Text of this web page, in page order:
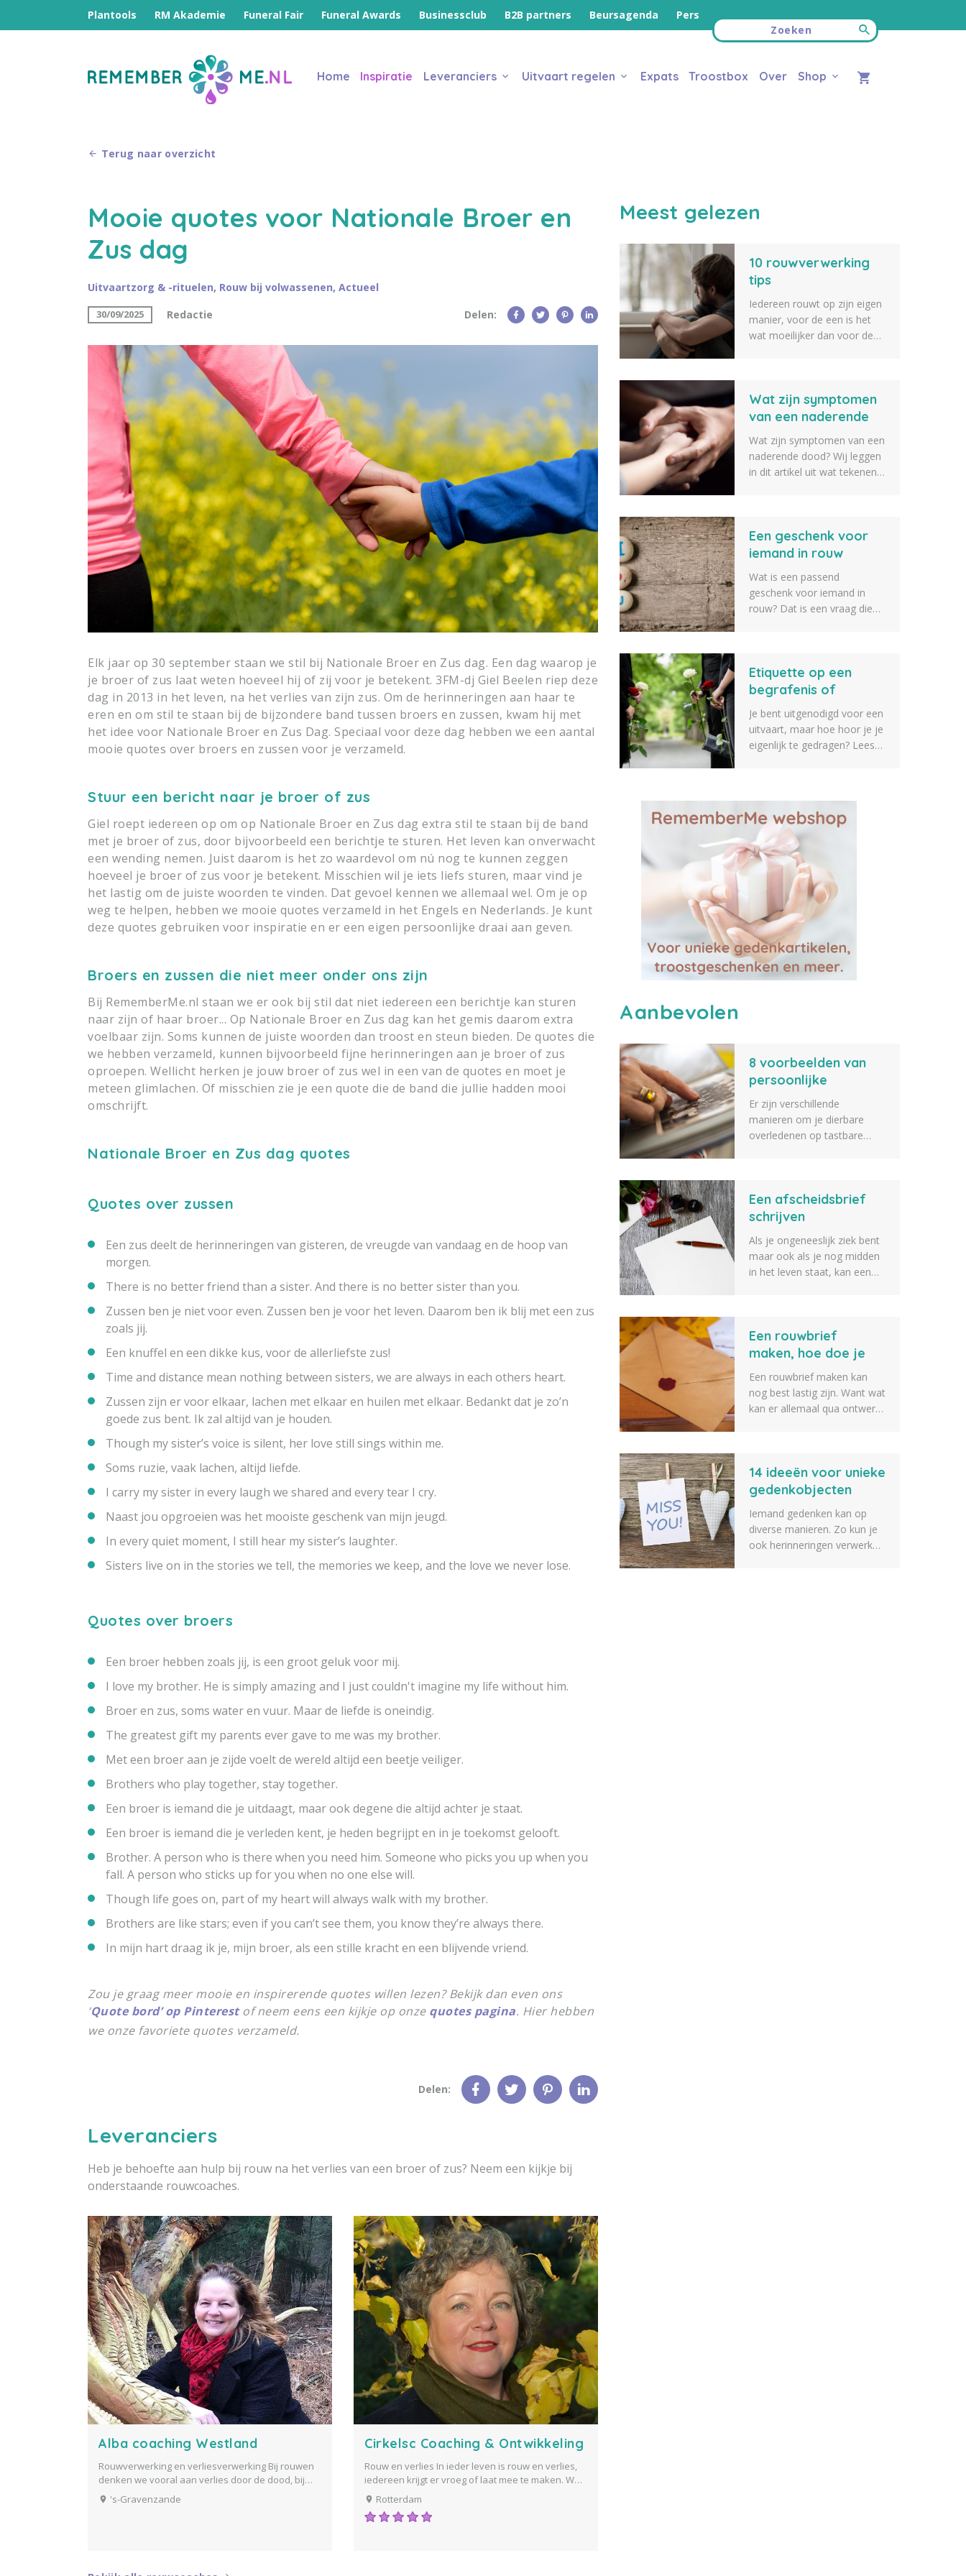
Plantools RM Akademie Funeral Fair Funeral Awards Businessclub B2B partners Beursagenda Pers
Home Inspiratie Leveranciers Uitvaart regelen Expats Troostbox Over Shop
Terug naar overzicht
Mooie quotes voor Nationale Broer en
Zus dag
Uitvaartzorg & -rituelen, Rouw bij volwassenen, Actueel
30/09/2025 Redactie Delen:
Elk jaar op 30 september staan we stil bij Nationale Broer en Zus dag. Een dag waarop je
je broer of zus laat weten hoeveel hij of zij voor je betekent. 3FM-dj Giel Beelen riep deze
dag in 2013 in het leven, na het verlies van zijn zus. Om de herinneringen aan haar te
eren en om stil te staan bij de bijzondere band tussen broers en zussen, kwam hij met
het idee voor Nationale Broer en Zus Dag. Speciaal voor deze dag hebben we een aantal
mooie quotes over broers en zussen voor je verzameld.
Stuur een bericht naar je broer of zus
Giel roept iedereen op om op Nationale Broer en Zus dag extra stil te staan bij de band
met je broer of zus, door bijvoorbeeld een berichtje te sturen. Het leven kan onverwacht
een wending nemen. Juist daarom is het zo waardevol om nú nog te kunnen zeggen
hoeveel je broer of zus voor je betekent. Misschien wil je iets liefs sturen, maar vind je
het lastig om de juiste woorden te vinden. Dat gevoel kennen we allemaal wel. Om je op
weg te helpen, hebben we mooie quotes verzameld in het Engels en Nederlands. Je kunt
deze quotes gebruiken voor inspiratie en er een eigen persoonlijke draai aan geven.
Broers en zussen die niet meer onder ons zijn
Bij RememberMe.nl staan we er ook bij stil dat niet iedereen een berichtje kan sturen
naar zijn of haar broer... Op Nationale Broer en Zus dag kan het gemis daarom extra
voelbaar zijn. Soms kunnen de juiste woorden dan troost en steun bieden. De quotes die
we hebben verzameld, kunnen bijvoorbeeld fijne herinneringen aan je broer of zus
oproepen. Wellicht herken je jouw broer of zus wel in een van de quotes en moet je
meteen glimlachen. Of misschien zie je een quote die de band die jullie hadden mooi
omschrijft.
Nationale Broer en Zus dag quotes
Quotes over zussen
Een zus deelt de herinneringen van gisteren, de vreugde van vandaag en de hoop van
morgen.
There is no better friend than a sister. And there is no better sister than you.
Zussen ben je niet voor even. Zussen ben je voor het leven. Daarom ben ik blij met een zus
zoals jij.
Een knuffel en een dikke kus, voor de allerliefste zus!
Time and distance mean nothing between sisters, we are always in each others heart.
Zussen zijn er voor elkaar, lachen met elkaar en huilen met elkaar. Bedankt dat je zo’n
goede zus bent. Ik zal altijd van je houden.
Though my sister’s voice is silent, her love still sings within me.
Soms ruzie, vaak lachen, altijd liefde.
I carry my sister in every laugh we shared and every tear I cry.
Naast jou opgroeien was het mooiste geschenk van mijn jeugd.
In every quiet moment, I still hear my sister’s laughter.
Sisters live on in the stories we tell, the memories we keep, and the love we never lose.
Quotes over broers
Een broer hebben zoals jij, is een groot geluk voor mij.
I love my brother. He is simply amazing and I just couldn't imagine my life without him.
Broer en zus, soms water en vuur. Maar de liefde is oneindig.
The greatest gift my parents ever gave to me was my brother.
Met een broer aan je zijde voelt de wereld altijd een beetje veiliger.
Brothers who play together, stay together.
Een broer is iemand die je uitdaagt, maar ook degene die altijd achter je staat.
Een broer is iemand die je verleden kent, je heden begrijpt en in je toekomst gelooft.
Brother. A person who is there when you need him. Someone who picks you up when you
fall. A person who sticks up for you when no one else will.
Though life goes on, part of my heart will always walk with my brother.
Brothers are like stars; even if you can’t see them, you know they’re always there.
In mijn hart draag ik je, mijn broer, als een stille kracht en een blijvende vriend.
Zou je graag meer mooie en inspirerende quotes willen lezen? Bekijk dan even ons
‘Quote bord’ op Pinterestof neem eens een kijkje op onze quotes pagina. Hier hebben
we onze favoriete quotes verzameld.
Delen:
Leveranciers
Heb je behoefte aan hulp bij rouw na het verlies van een broer of zus? Neem een kijkje bij
onderstaande rouwcoaches.
Alba coaching Westland
Rouwverwerking en verliesverwerking Bij rouwen
denken we vooral aan verlies door de dood, bij
verlies is dit begrip ruimer, er zijn vele vormen van
verlies. De verwerking en begeleiding hiervan
's-Gravenzande
Cirkelsc Coaching & Ontwikkeling
Rouw en verlies In ieder leven is rouw en verlies,
iedereen krijgt er vroeg of laat mee te maken. We
verliezen onze baan, onze relatie loopt stuk, we
worden ziek en verliezen onze gezondheid, we
verliezen een persoon, een opa, een oma, een
Rotterdam
Meest gelezen
10 rouwverwerking
tips
Iedereen rouwt op zijn eigen
manier, voor de een is het
wat moeilijker dan voor de
helpen. Wij hebben daarom
een lijst opgesteld met 10
hierbij te helpen.
Wat zijn symptomen
van een naderende
dood?
Wat zijn symptomen van een
naderende dood? Wij leggen
in dit artikel uit wat tekenen
naaste iets beter wat er gaat
gebeuren als iemand op
Een geschenk voor
iemand in rouw
Wat is een passend
geschenk voor iemand in
rouw? Dat is een vraag die
geschenken die je kunt
geven aan iemand die een
weten dat er iets tussen zit
wat je geschikt vindt.
Etiquette op een
begrafenis of
crematie
Je bent uitgenodigd voor een
uitvaart, maar hoe hoor je je
eigenlijk te gedragen? Lees
Aanbevolen
8 voorbeelden van
persoonlijke
herinneringsproducte
n
Er zijn verschillende
manieren om je dierbare
overledenen op tastbare
herinneringsproducten.
Een afscheidsbrief
schrijven
Als je ongeneeslijk ziek bent
maar ook als je nog midden
in het leven staat, kan een
waarom een afscheidsbrief
schrijven waardevol kan zijn
afscheidsbrief kunt zetten en
hoe je een goed begin
maakt.
Een rouwbrief
maken, hoe doe je
dat?
Een rouwbrief maken kan
nog best lastig zijn. Want wat
kan er allemaal qua ontwerp
14 ideeën voor unieke
gedenkobjecten
Iemand gedenken kan op
diverse manieren. Zo kun je
ook herinneringen verwerken